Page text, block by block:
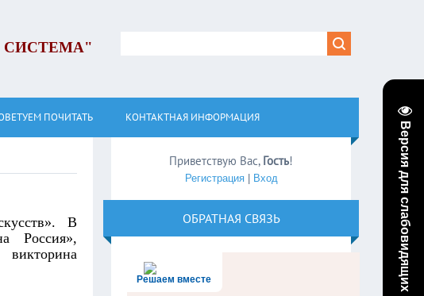
Версия для слабовидящих
СИСТЕМА"
ПОЧИТАТЬ КОНТАКТНАЯ ИНФОРМАЦИЯ
В
Россия»,
Приветствую Вас, Гость!
Регистрация| Вход
ОБРАТНАЯ СВЯЗЬ
Решаем вместе